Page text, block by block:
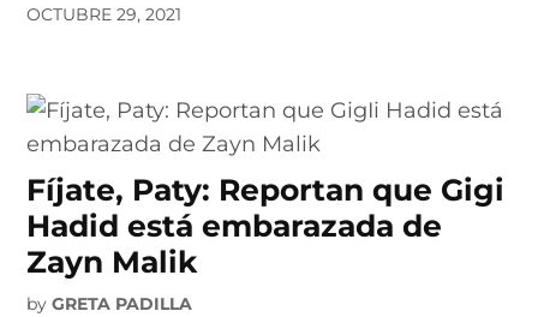
OCTUBRE 29, 2021
Fíjate, Paty: Reportan que Gigi
Hadid está embarazada de
Zayn Malik
by GRETA PADILLA